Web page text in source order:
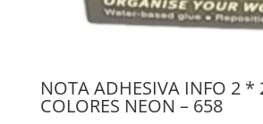
NOTA ADHESIVA INFO 2 *
COLORES NEON – 658